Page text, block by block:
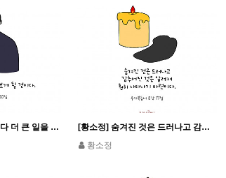
[황소정] 앞으로 그보다 더 큰 일을 보게 될 것이다.
[황소정] 숨겨진 것은 드러나고 감추어진 것은 알려져 훤히 나타나기 마련이다.
황소정